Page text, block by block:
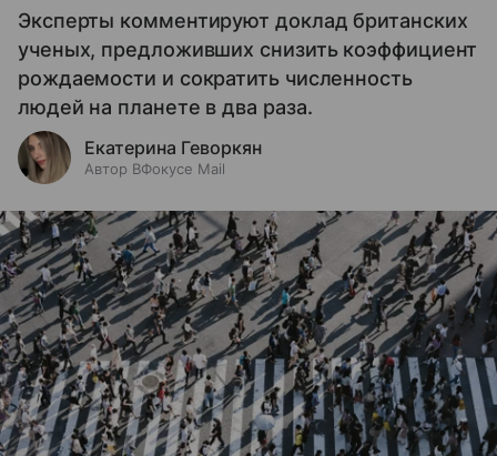
Эксперты комментируют доклад британских
ученых, предложивших снизить коэффициент
рождаемости и сократить численность
людей на планете в два раза.
Екатерина Геворкян
Автор ВФокусе Mail